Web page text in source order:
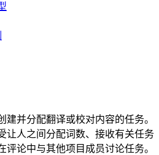
建并分配翻译或校对内容的任务。
让人之间分配词数、接收有关任务
评论中与其他项目成员讨论任务。